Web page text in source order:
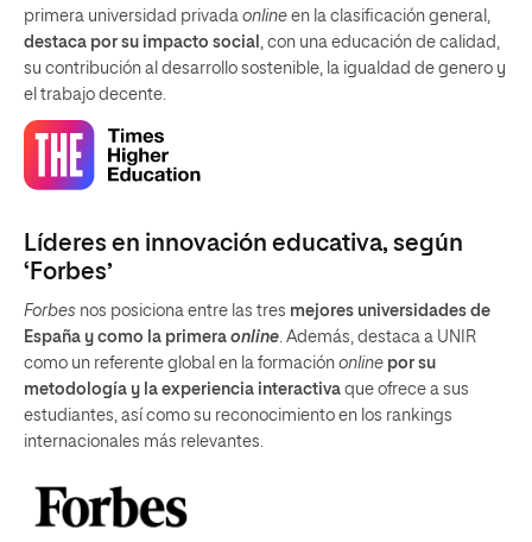
primera universidad privada online en la clasificación general,
destaca por su impacto social , con una educación de calidad,
su contribución al desarrollo sostenible, la igualdad de genero y
el trabajo decente.
Líderes en innovación educativa, según
‘Forbes’
Forbes nos posiciona entre las tres mejores universidades de
España y como la primera online. Además, destaca a UNIR
como un referente global en la formación online por su
metodología y la experiencia interactiva que ofrece a sus
estudiantes, así como su reconocimiento en los rankings
internacionales más relevantes.